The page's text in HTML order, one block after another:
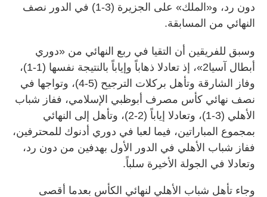
دون رد، و«الملك» على الجزيرة (3-1) في الدور نصف
النهائي من المسابقة.
وسبق للفريقين أن التقيا في ربع النهائي من «دوري
أبطال آسيا2»، إذ تعادلا ذهاباً وإياباً بالنتيجة نفسها (1-1)،
وفاز الشارقة وتأهل بركلات الترجيح (5-4)، وتواجها في
نصف نهائي كأس مصرف أبوظبي الإسلامي، ففاز شباب
الأهلي (3-1)، وتعادلا إياباً (2-2)، وتأهل إلى النهائي
بمجموع المباراتين، فيما لعبا في دوري أدنوك للمحترفين،
ففاز شباب الأهلي في الدور الأول بهدفين من دون رد،
وتعادلا في الجولة الأخيرة سلباً.
وجاء تأهل شباب الأهلي لنهائي الكأس بعدما أقصى